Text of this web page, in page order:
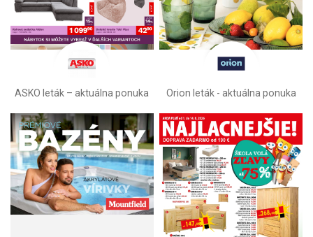
ASKO leták – aktuálna ponuka Orion leták - aktuálna ponuka